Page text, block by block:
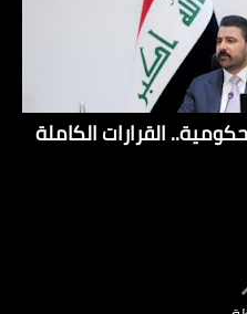
القرارات الكاملة